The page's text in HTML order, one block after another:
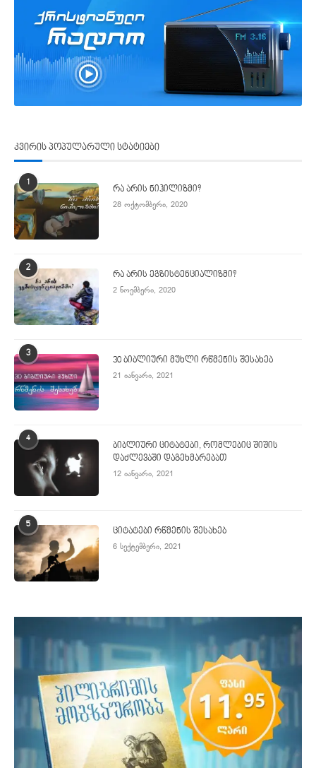
კვირის პოპულარული სტატიები
1
რა არის ნიჰილიზმი?
28 ოქტომბერი, 2020
2
რა არის ეგზისტენციალიზმი?
2 ნოემბერი, 2020
3
30 ბიბლიური მუხლი რწმენის შესახებ
21 იანვარი, 2021
4
ბიბლიური ციტატები, რომლებიც შიშის
დაძლევაში დაგეხმარებათ
12 იანვარი, 2021
5
ციტატები რწმენის შესახებ
6 სექტემბერი, 2021